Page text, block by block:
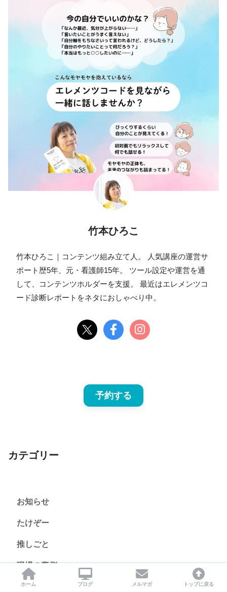
竹本ひろこ
竹本ひろこ｜コンテンツ組み立て人。 人気講座の運営サ
ポート歴5年、元・看護師15年。 ツール設定や運営を通
して、コンテンツホルダーを支援。 最近はエレメンツコ
ード診断レポートをネタにおしゃべり中。
予約する
カテゴリー
お知らせ
たけぞー
推しごと
現場の裏側
ホーム ブログ メルマガ トップに戻る